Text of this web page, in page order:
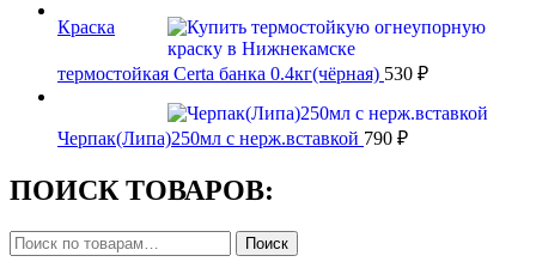
Краска
термостойкая Certa банка 0.4кг(чёрная) 530 ₽
Черпак(Липа)250мл с нерж.вставкой 790 ₽
ПОИСК ТОВАРОВ:
Искать: Поиск